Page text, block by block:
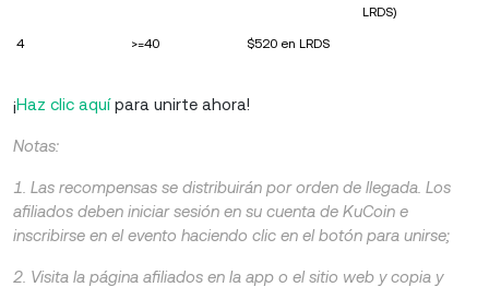
LRDS)
4 >=40 $520 en LRDS
¡Haz clic aquípara unirte ahora!
Notas:
1. Las recompensas se distribuirán por orden de llegada. Los
afiliados deben iniciar sesión en su cuenta de KuCoin e
inscribirse en el evento haciendo clic en el botón para unirse;
2. Visita la página afiliados en la app o el sitio web y copia y